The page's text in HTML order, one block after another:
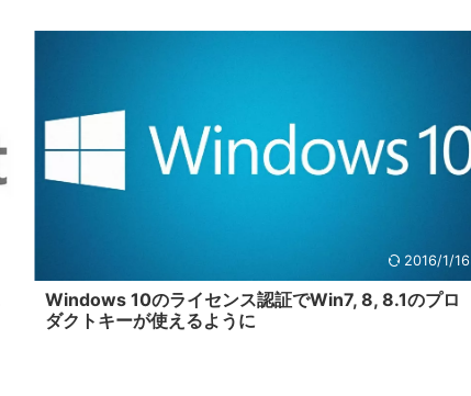
2016/1/16
Windows 10のライセンス認証でWin7, 8, 8.1のプロ
ダクトキーが使えるように